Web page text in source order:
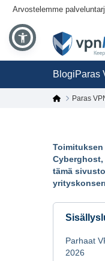
Arvostelemme
BlogiParas
Paras
Toimituksen
tämä
Parhaat
2026